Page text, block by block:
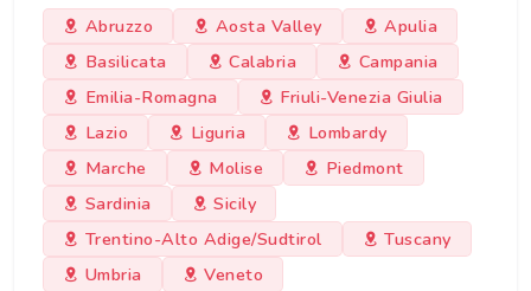
Abruzzo Aosta Valley
Apulia
Basilicata
Calabria
Campania
Emilia-Romagna
Friuli-Venezia Giulia
Lazio
Liguria
Lombardy
Marche
Molise
Piedmont
Sardinia
Sicily
Trentino-Alto Adige/Sudtirol
Tuscany
Umbria
Veneto